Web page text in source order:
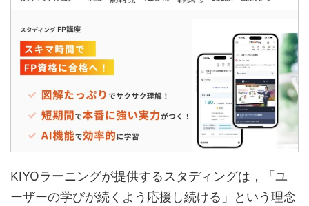
KIYOラーニングが提供するスタディングは，「ユ
ーザーの学びが続くよう応援し続ける」という理念